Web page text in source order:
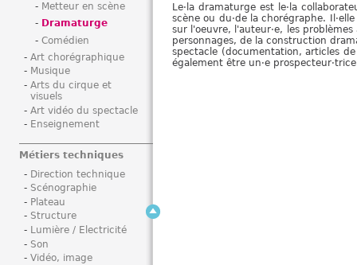
e
s
i
c
Le·la dramaturge est le·la
scène ou du·de la chorégraphe.
sur l'oeuvre, l'auteur·e, les
personnages, de la construction
spectacle (documentation, articles
également être un·e
Metteur en scène
Dramaturge
Comédien
Art chorégraphique
Musique
Arts du cirque et
visuels
Art vidéo du spectacle
Enseignement
Métiers techniques
Direction technique
Scénographie
Plateau
Structure
Lumière / Electricité
Son
Vidéo, image